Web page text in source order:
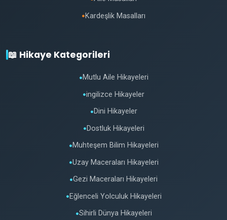
● Kardeşlik Masalları
📖 Hikaye Kategorileri
● Mutlu Aile Hikayeleri
●ingilizce Hikayeler
● Dini Hikayeler
● Dostluk Hikayeleri
● Muhteşem Bilim Hikayeleri
●Uzay Maceraları Hikayeleri
●Gezi Maceraları Hikayeleri
● Eğlenceli Yolculuk Hikayeleri
●Sihirli Dünya Hikayeleri